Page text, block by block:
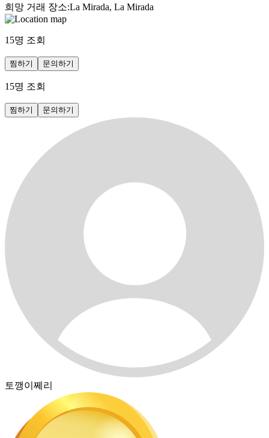
희망 거래 장소:La Mirada, La Mirada
15명 조회
찜하기 문의하기
15명 조회
찜하기 문의하기
토깽이쩨리